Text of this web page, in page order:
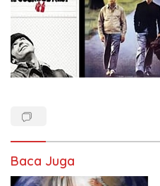
Baca Juga